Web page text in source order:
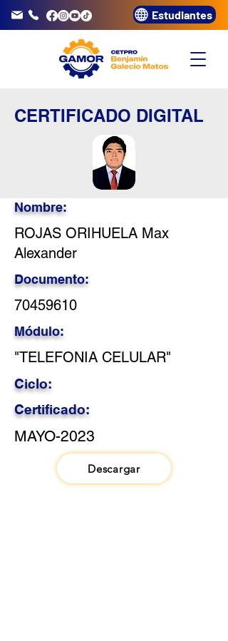
3320072 Estudiantes
CERTIFICADO DIGITAL
Nombre:
ROJAS ORIHUELA Max
Alexander
Documento:
70459610
Módulo:
"TELEFONIA CELULAR"
Ciclo:
Certificado:
MAYO-2023
Descargar